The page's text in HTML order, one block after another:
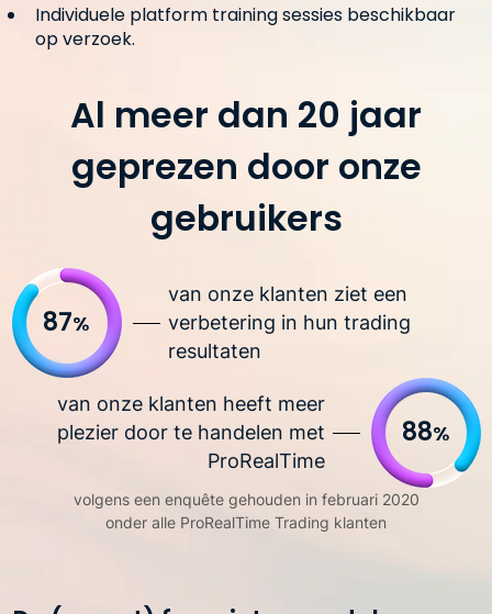
Individuele platform training sessies beschikbaar
op verzoek.
Al meer dan 20 jaar
geprezen door onze
gebruikers
87%
van onze klanten ziet een
verbetering in hun trading
resultaten
van onze klanten heeft meer
plezier door te handelen met
ProRealTime
88%
volgens een enquête gehouden in februari 2020
onder alle ProRealTime Trading klanten